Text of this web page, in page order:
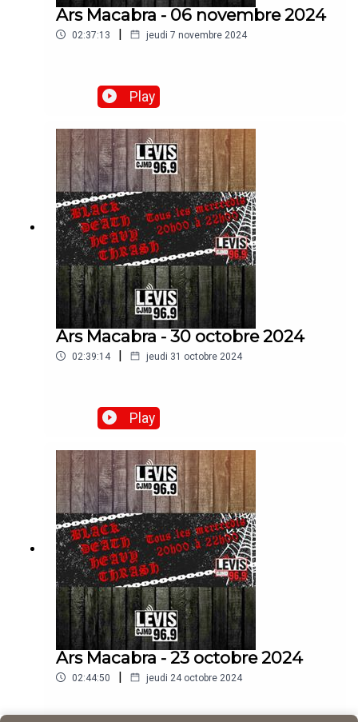
Ars Macabra - 06 novembre 2024
02:37:13 | jeudi 7 novembre 2024
Play
Ars Macabra - 30 octobre 2024
02:39:14 | jeudi 31 octobre 2024
Play
Ars Macabra - 23 octobre 2024
02:44:50 | jeudi 24 octobre 2024